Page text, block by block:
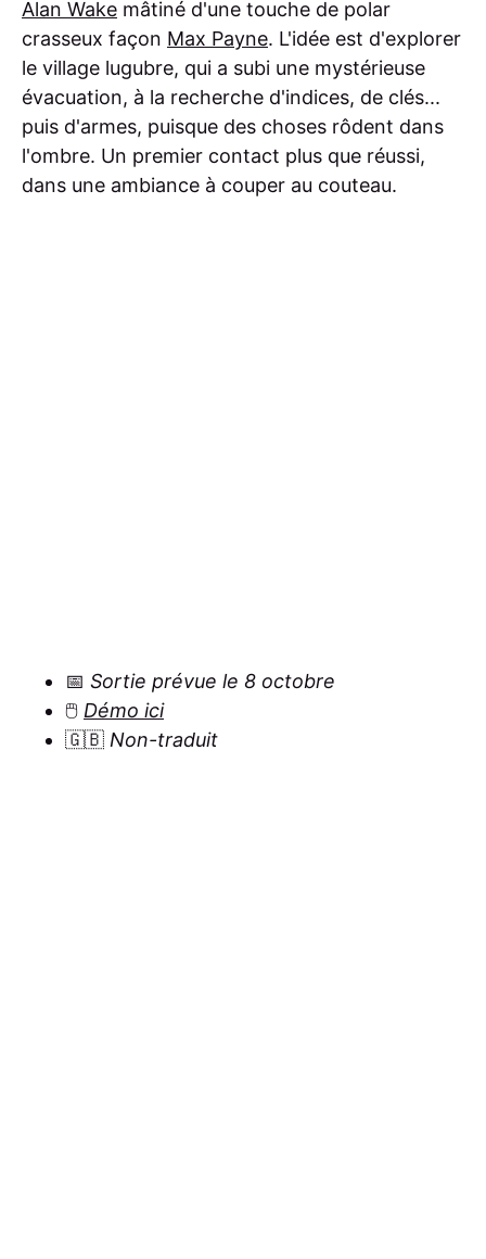
Alan Wake mâtiné d'une touche de polar
crasseux façon Max Payne. L'idée est d'explorer
le village lugubre, qui a subi une mystérieuse
évacuation, à la recherche d'indices, de clés...
puis d'armes, puisque des choses rôdent dans
l'ombre. Un premier contact plus que réussi,
dans une ambiance à couper au couteau.
📅 Sortie prévue le 8 octobre
🖱️ Démo ici
🇬🇧 Non-traduit